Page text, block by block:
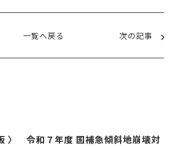
一覧へ戻る 次の記事
〉 令和７年度 国補急傾斜地崩壊対